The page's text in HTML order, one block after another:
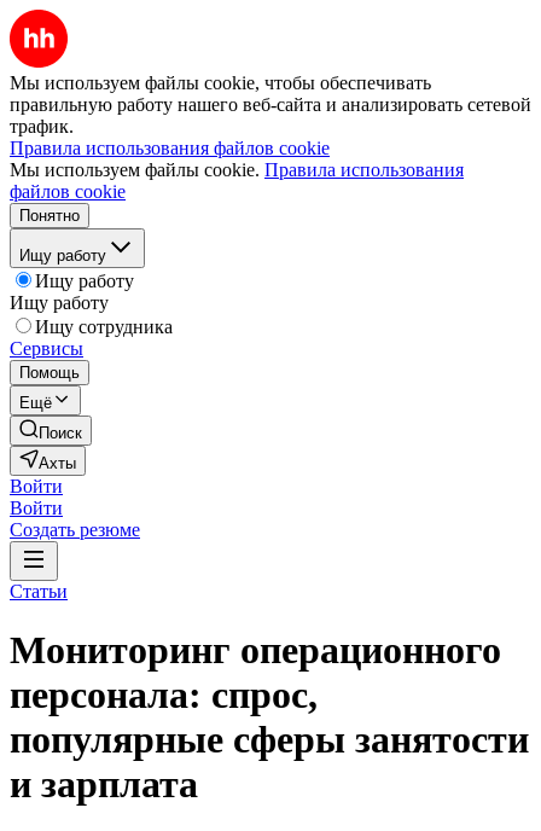
Мы используем файлы cookie, чтобы обеспечивать
правильную работу нашего веб-сайта и анализировать сетевой
трафик.
Правила использования файлов cookie
Мы используем файлы cookie. Правила использования
файлов cookie
Понятно
Ищу работу
Ищу работу
Ищу работу
Ищу сотрудника
Сервисы
Помощь
Ещё
Поиск
Ахты
Войти
Войти
Создать резюме
Статьи
Мониторинг операционного
персонала: спрос,
популярные сферы занятости
и зарплата